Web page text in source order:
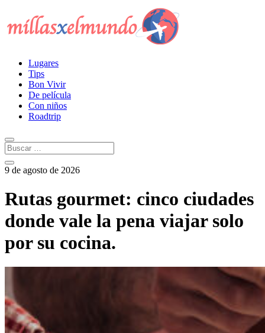
Lugares
Tips
Bon Vivir
De película
Con niños
Roadtrip
9 de agosto de 2026
Rutas gourmet: cinco ciudades
donde vale la pena viajar solo
por su cocina.